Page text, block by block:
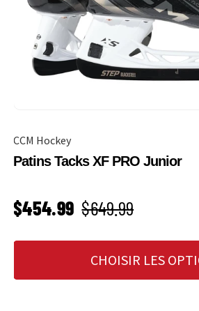
CCM Hockey
Patins Tacks XF PRO Junior
PRIX SOLDÉ
$454.99 Prix habituel
$649.99
CHOISIR LES